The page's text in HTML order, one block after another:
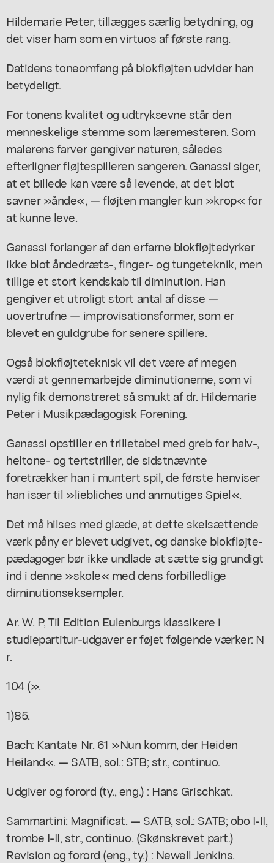
Hildemarie Peter, tillægges særlig betydning, og
det viser ham som en virtuos af første rang.
Datidens toneomfang på blokfløjten udvider han
betydeligt.
For tonens kvalitet og udtryksevne står den
menneskelige stemme som læremesteren. Som
malerens farver gengiver naturen, således
efterligner fløjtespilleren sangeren. Ganassi siger,
at et billede kan være så levende, at det blot
savner »ånde«, — fløjten mangler kun »krop« for
at kunne leve.
Ganassi forlanger af den erfarne blokfløjtedyrker
ikke blot åndedræts-, finger- og tungeteknik, men
tillige et stort kendskab til diminution. Han
gengiver et utroligt stort antal af disse —
uovertrufne — improvisationsformer, som er
blevet en guldgrube for senere spillere.
Også blokfløjteteknisk vil det være af megen
værdi at gennemarbejde diminutionerne, som vi
nylig fik demonstreret så smukt af dr. Hildemarie
Peter i Musikpædagogisk Forening.
Ganassi opstiller en trilletabel med greb for halv-,
heltone- og tertstriller, de sidstnævnte
foretrækker han i muntert spil, de første henviser
han især til »liebliches und anmutiges Spiel«.
Det må hilses med glæde, at dette skelsættende
værk påny er blevet udgivet, og danske blokfløjte-
pædagoger bør ikke undlade at sætte sig grundigt
ind i denne »skole« med dens forbilledlige
dirninutionseksempler.
Ar. W. P, Til Edition Eulenburgs klassikere i
studiepartitur-udgaver er føjet følgende værker: N
r.
104 (».
1)85.
Bach: Kantate Nr. 61 »Nun komm, der Heiden
Heiland«. — SATB, sol.: STB; str., continuo.
Udgiver og forord (ty., eng.) : Hans Grischkat.
Sammartini: Magnificat. — SATB, sol.: SATB; obo I-II,
trombe I-II, str., continuo. (Skønskrevet part.)
Revision og forord (eng., ty.) : Newell Jenkins.